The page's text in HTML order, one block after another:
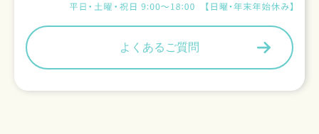
よくあるご質問